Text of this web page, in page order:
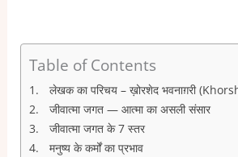
Table of Contents
लेखक का परिचय – ख़ोरशेद भवनाग़री
जीवात्मा जगत — आत्मा का असली संसार
जीवात्मा जगत के 7 स्तर
मनुष्य के कर्मों का प्रभाव